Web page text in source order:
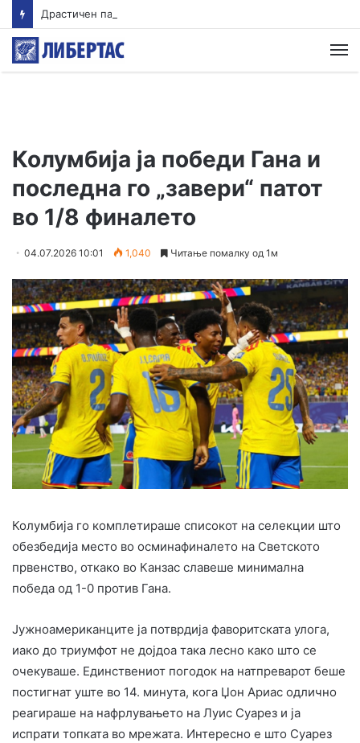
Драстичен пад на запишани првачиња годинава
Колумбија ја победи Гана и
последна го „завери“ патот
во 1/8 финалето
04.07.2026 10:01 1,040 Читање помалку од 1м
Колумбија го комплетираше списокот на селекции што
обезбедија место во осминафиналето на Светското
првенство, откако во Канзас славеше минимална
победа од 1-0 против Гана.
Јужноамериканците ја потврдија фаворитската улога,
иако до триумфот не дојдоа така лесно како што се
очекуваше. Единствениот погодок на натпреварот беше
постигнат уште во 14. минута, кога Џон Ариас одлично
реагираше на нафрлувањето на Луис Суарез и ја
испрати топката во мрежата. Интересно е што Суарез